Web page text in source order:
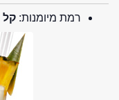
רמת מיומנות: קל